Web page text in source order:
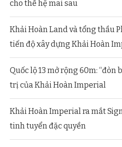
cho thế hệ mai sau
Khải Hoàn Land và tổng thầu
tiến độ xây dựng Khải Hoàn
Quốc lộ 13 mở rộng 60m: “đòn
trị của Khải Hoàn Imperial
Khải Hoàn Imperial ra mắt
tinh tuyển đặc quyền